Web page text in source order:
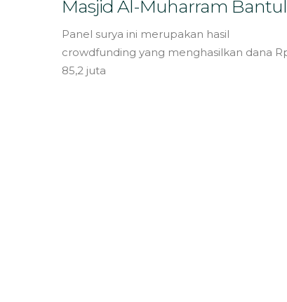
Masjid Al-Muharram Bantul
Panel surya ini merupakan hasil
crowdfunding yang menghasilkan dana
85,2 juta